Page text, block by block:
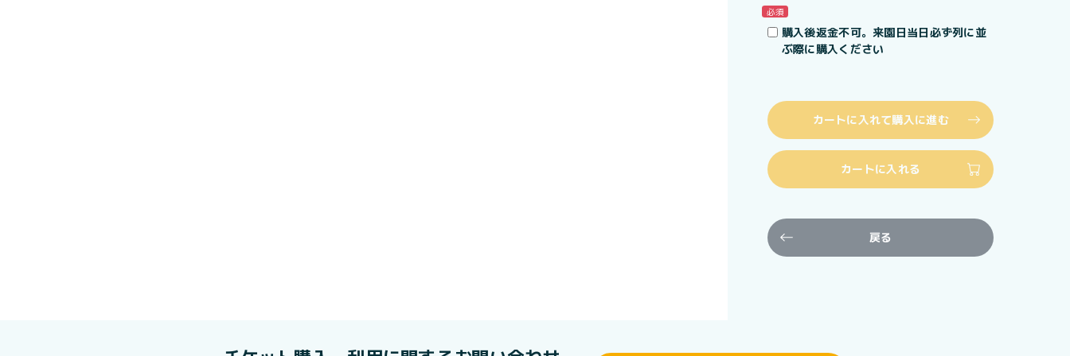
必須
購入後返金不可。来園日当日必ず列に並
ぶ際に購入ください
カートに入れて購入に進む
カートに入れる
戻る